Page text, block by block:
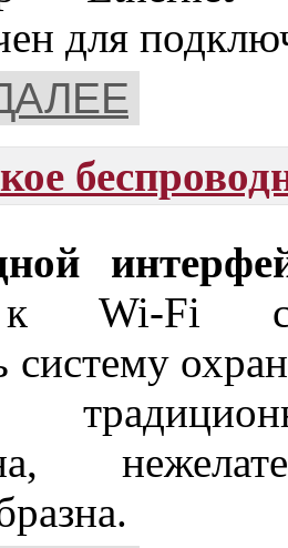
для
к Wi-Fi
систему